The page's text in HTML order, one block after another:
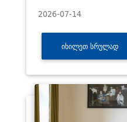
2026-07-14
ᲘᲮᲘᲚᲔᲗ ᲡᲠᲣᲚᲐᲓ